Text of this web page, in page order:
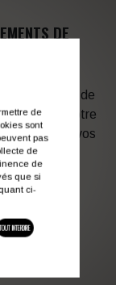
DE
techniques de
votre
et de vos
!
?
de
sont
pas
de
de
que si
ci-
TOUT INTERDIRE